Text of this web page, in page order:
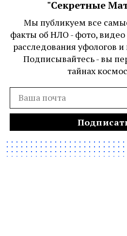
"Секретные
Мы публикуем все
факты об НЛО - фото, видео
расследования уфологов
Подписывайтесь - вы
тайнах